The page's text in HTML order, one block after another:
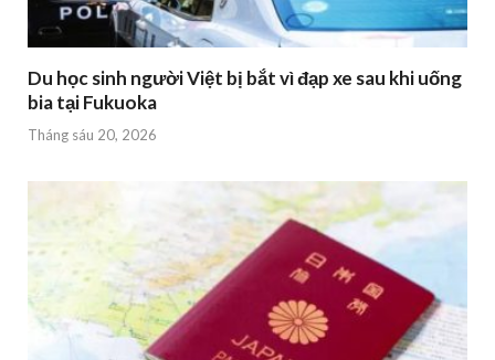
Du học sinh người Việt bị bắt vì đạp xe sau khi uống
bia tại Fukuoka
Tháng sáu 20, 2026